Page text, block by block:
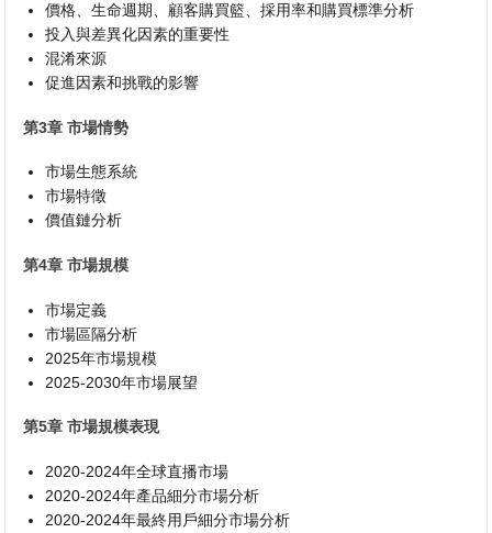
價格、生命週期、顧客購買籃、採用率和購買標準分析
投入與差異化因素的重要性
混淆來源
促進因素和挑戰的影響
第3章 市場情勢
市場生態系統
市場特徵
價值鏈分析
第4章 市場規模
市場定義
市場區隔分析
2025年市場規模
2025-2030年市場展望
第5章 市場規模表現
2020-2024年全球直播市場
2020-2024年產品細分市場分析
2020-2024年最終用戶細分市場分析